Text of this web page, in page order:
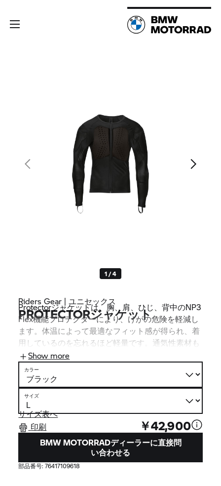
1 / 4
Riders Gear | ユニセックス
PROTECTORジャケット
Protectorジャケットは、胸、肩、ひじ、背中のNP3
Flex機能プロテクターにより、けがの危険を軽減し
ます。体温によって最適なフィット感が得られ、着
用しているのを忘れるほど軽量です。通気性素材も
快適性に貢献しています。便利：プロテクターは取
り外しも可能です。
Show more
カラー
サイズ
サイズ表へ
印刷
￥42,900
BMW MOTORRADディーラーに直接問
い合わせる
部品番号:76417109618